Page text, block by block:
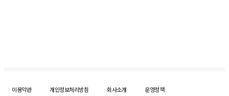
이용약관 개인정보처리방침 회사소개
운영정책